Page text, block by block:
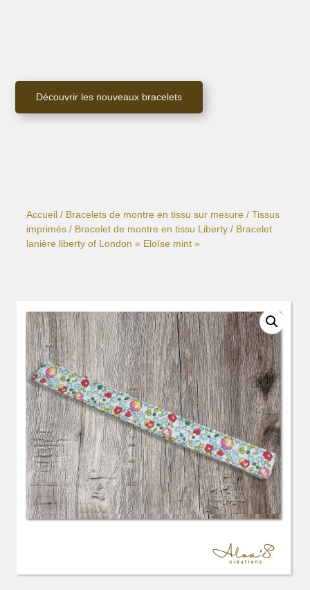
Découvrir les nouveaux bracelets
Accueil / Bracelets de montre en tissu sur mesure /Tissus
imprimés / Bracelet de montre en tissu Liberty / Bracelet
lanière liberty of London « Eloïse mint »